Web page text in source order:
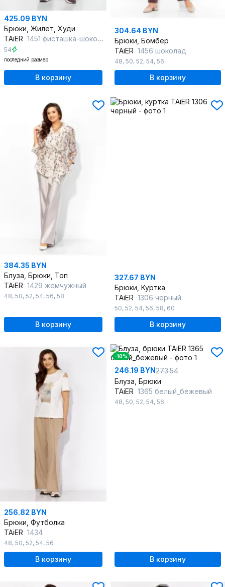
425.09 BYN
Брюки, Жилет, Худи
TAiER 1451 фисташка-шоколад
54
последний размер
В корзину
304.64 BYN
Брюки, Бомбер
TAiER 1456 шоколад
48, 50, 52, 54, 56
В корзину
384.35 BYN
Блуза, Брюки, Топ
TAiER 1429 жемчужный
48, 50, 52, 54, 56, 58
В корзину
327.67 BYN
Брюки, Куртка
TAiER 1306 черный
50, 52, 54, 56, 58, 60
В корзину
256.82 BYN
Брюки, Футболка
TAiER 1434
48, 50, 52, 54, 56
В корзину
-10%
246.19 BYN273.54
Блуза, Брюки
TAiER 1365 белый_бежевый
48, 50, 52, 54, 56
В корзину